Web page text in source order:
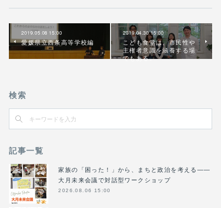
2019.05.08 15:00
愛媛県立西条高等学校編
2019.04.30 15:00
こども食堂は、市民性や
主権者意識を涵養する場
でもある。
検索
記事一覧
家族の「困った！」から、まちと政治を考える――
大月未来会議で対話型ワークショップ
2026.08.06 15:00